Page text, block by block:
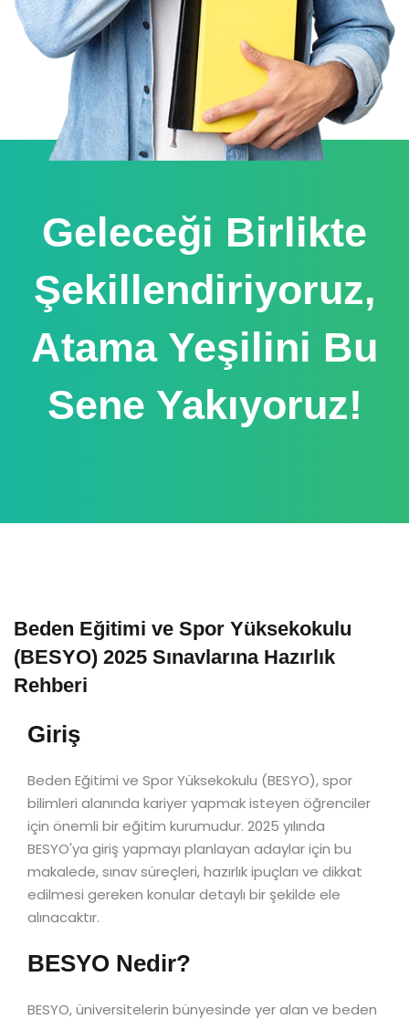
Geleceği Birlikte
Şekillendiriyoruz,
Atama Yeşilini Bu
Sene Yakıyoruz!
Beden Eğitimi ve Spor Yüksekokulu
(BESYO) 2025 Sınavlarına Hazırlık
Rehberi
Giriş
Beden Eğitimi ve Spor Yüksekokulu (BESYO), spor
bilimleri alanında kariyer yapmak isteyen öğrenciler
için önemli bir eğitim kurumudur. 2025 yılında
BESYO'ya giriş yapmayı planlayan adaylar için bu
makalede, sınav süreçleri, hazırlık ipuçları ve dikkat
edilmesi gereken konular detaylı bir şekilde ele
alınacaktır.
BESYO Nedir?
BESYO, üniversitelerin bünyesinde yer alan ve beden